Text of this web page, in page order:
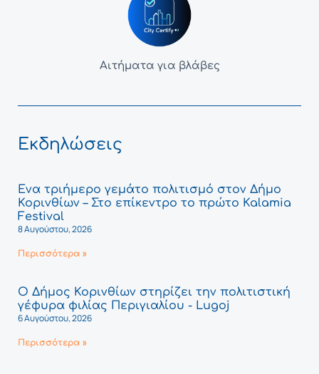
Αιτήματα για βλάβες
Εκδηλώσεις
Ένα τριήμερο γεμάτο πολιτισμό στον Δήμο
Κορινθίων – Στο επίκεντρο το πρώτο Kalamia
Festival
8 Αυγούστου, 2026
Περισσότερα »
Ο Δήμος Κορινθίων στηρίζει την πολιτιστική
γέφυρα φιλίας Περιγιαλίου - Lugoj
6 Αυγούστου, 2026
Περισσότερα »